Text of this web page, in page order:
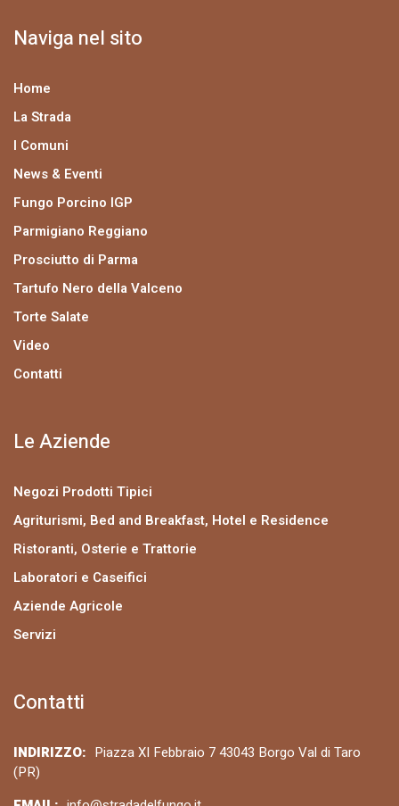
Naviga nel sito
Home
La Strada
I Comuni
News & Eventi
Fungo Porcino IGP
Parmigiano Reggiano
Prosciutto di Parma
Tartufo Nero della Valceno
Torte Salate
Video
Contatti
Le Aziende
Negozi Prodotti Tipici
Agriturismi, Bed and Breakfast, Hotel e Residence
Ristoranti, Osterie e Trattorie
Laboratori e Caseifici
Aziende Agricole
Servizi
Contatti
INDIRIZZO: Piazza XI Febbraio 7 43043 Borgo Val di Taro
(PR)